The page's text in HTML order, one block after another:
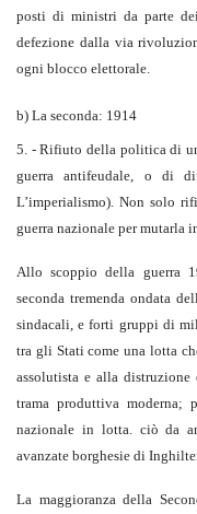
posti di ministri da parte
defezione dalla via
ogni blocco elettorale.
b) La seconda: 1914
5. - Rifiuto della politica di
guerra antifeudale, o di
L’imperialismo). Non solo
guerra nazionale per mutarla
Allo scoppio della guerra
seconda tremenda ondata
sindacali, e forti gruppi di
tra gli Stati come una lotta
assolutista e alla
trama produttiva moderna;
nazionale in lotta. ciò da
avanzate borghesie di
La maggioranza della